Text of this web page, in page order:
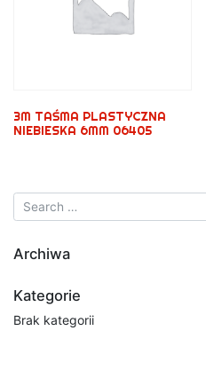
3M TAŚMA PLASTYCZNA
NIEBIESKA 6MM 06405
Archiwa
Kategorie
Brak kategorii